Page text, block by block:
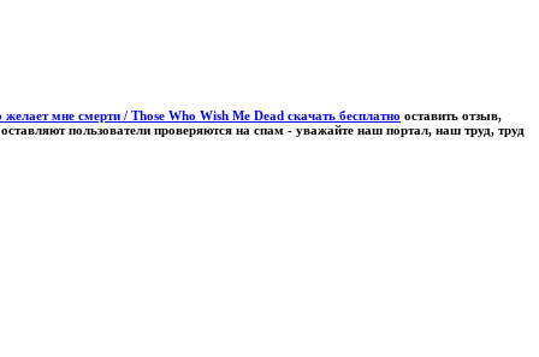
желает мне смерти / Those Who Wish Me Dead скачать бесплатно оставить отзыв,
пользователи проверяются на спам - уважайте наш портал, наш труд, труд